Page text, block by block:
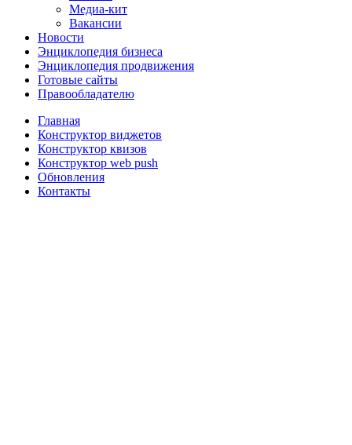
Медиа-кит
Вакансии
Новости
Энциклопедия бизнеса
Энциклопедия продвижения
Готовые сайты
Правообладателю
Главная
Конструктор виджетов
Конструктор квизов
Конструктор web push
Обновления
Контакты